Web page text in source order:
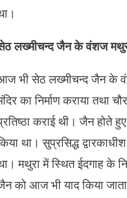
लख्मीचन्द जैन के वंशज
भी सेठ लख्मीचन्द जैन के
का निर्माण कराया तथा
कराई थी। जैन होते
था। सुप्रसिद्ध
मथुरा में स्थित ईदगाह के
को आज भी याद किया